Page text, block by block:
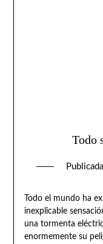
Todo
Todo el mundo ha
inexplicable
una tormenta
enormemente su